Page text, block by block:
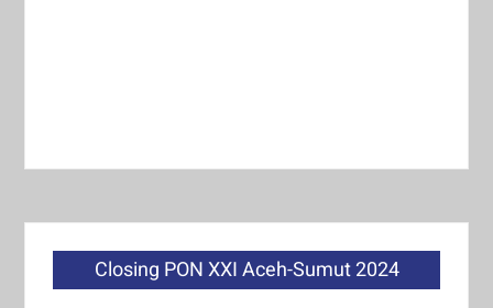
Closing PON XXI Aceh-Sumut 2024